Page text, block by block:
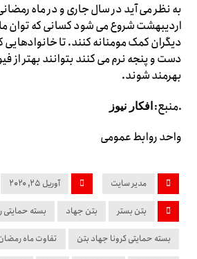
به نظر می آید در سال جاری و در ماه
اردیبهشت شروع می شود کسانی که توان
دیگران کمک مومنانه کنند. تا
دست و پنجه نرم می کنند بتوانند بهتر از
بهرمند شوند.
.منبع: افکار نیوز
واحد روابط عمومی
مدیر سایت آوریل ۲۵, ۲۰۲۰
بتن بستر بتن جهاد بسته
بسته حمایتی کرونا جهاد بتن تفاوت ماه